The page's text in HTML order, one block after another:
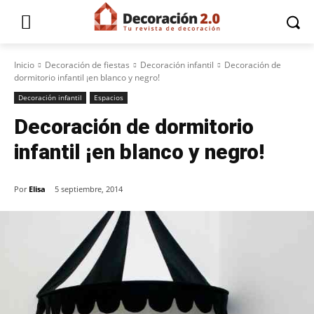
Inicio Decoración de fiestas Decoración infantil
Decoración de
dormitorio infantil ¡en blanco y negro!
Decoración infantil Espacios
Decoración de dormitorio
infantil ¡en blanco y negro!
Por Elisa 5 septiembre, 2014